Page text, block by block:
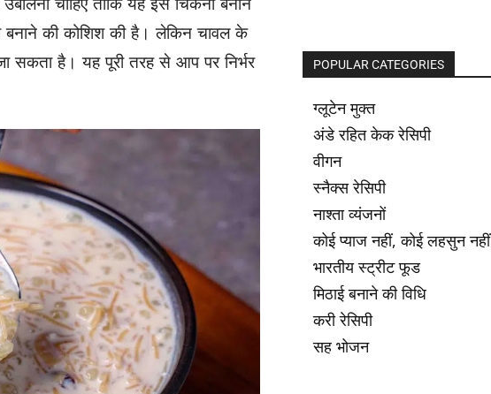
चाहिए ताकि यह इसे चिकना बनाने
की कोशिश की है। लेकिन चावल के
सकता है। यह पूरी तरह से आप पर निर्भर
POPULAR CATEGORIES
ग्लूटेन मुक्त
अंडे रहित केक रेसिपी
वीगन
स्नैक्स रेसिपी
नाश्ता व्यंजनों
कोई प्याज नहीं, कोई लहसुन नहीं
भारतीय स्ट्रीट फूड
मिठाई बनाने की विधि
करी रेसिपी
सह भोजन